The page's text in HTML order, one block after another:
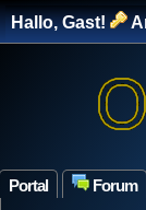
Hallo, Gast!
Portal Forum